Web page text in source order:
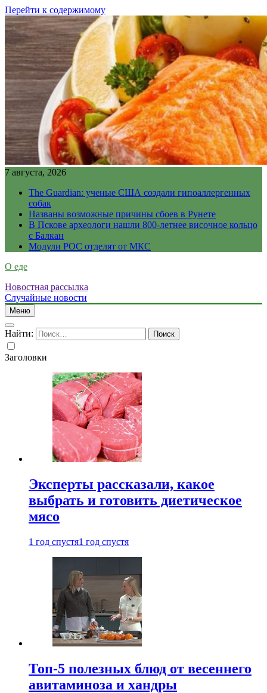
Перейти к содержимому
7 августа, 2026
The Guardian: ученые США создали гипоаллергенных
собак
Названы возможные причины сбоев в Рунете
В Пскове археологи нашли 800-летнее височное кольцо
с Балкан
Модули РОС отделят от МКС
О еде
Новостная рассылка
Случайные новости
Меню
Найти:
Заголовки
Эксперты рассказали, какое
выбрать и готовить диетическое
мясо
1 год спустя1 год спустя
Топ-5 полезных блюд от весеннего
авитаминоза и хандры